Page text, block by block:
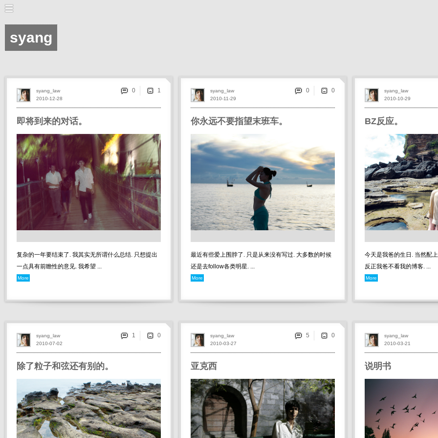
syang
即将到来的对话。
复杂的一年要结束了. 我其实无所谓什么总结. 只想提出
一点具有前瞻性的意见. 我希望 ...
More
2010-12-28
syang_law 0
你永远不要指望末班车。
最近有些爱上围脖了. 只是从来没有写过. 大多数的时候
还是去follow各类明星. ...
More
2010-11-29
syang_law 0
BZ反应。
今天是我爸的生日. 当然配
反正我爸不看我的博客. ...
More
2010-10-29
syang_law
除了粒子和弦还有别的。
2010-07-02
syang_law 1
亚克西
2010-03-27
syang_law 5
说明书
2010-03-21
syang_law